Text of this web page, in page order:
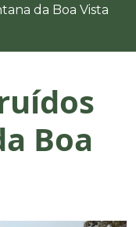
da Boa Vista
Boa